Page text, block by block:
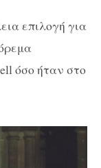
επιλογή για
όσο ήταν στο